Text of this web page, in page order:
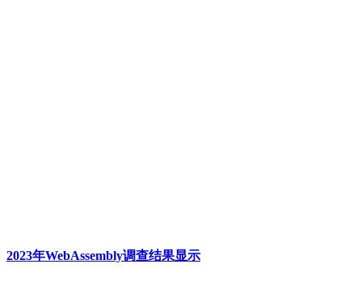
2023年WebAssembly调查结果显示